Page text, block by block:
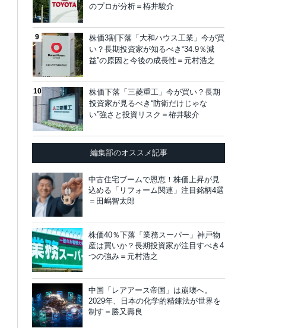
のプロが分析＝栫井駿介
株価3割下落「大和ハウス工業」今が買
い？長期投資家が知るべき“34.9％減
益”の原因と今後の成長性＝元村浩之
株価下落「三菱重工」今が買い？長期
投資家が見るべき“防衛だけじゃな
い”強さと投資リスク＝栫井駿介
編集部のオススメ記事
中古住宅ブームで恩恵！株価上昇が見
込める「リフォーム関連」注目銘柄4選
＝田嶋智太郎
株価40％下落「業務スーパー」神戸物
産は買いか？長期投資家が注目すべき4
つの強み＝元村浩之
中国「レアアース帝国」は崩壊へ。
2029年、日本の化学的精錬法が世界を
制す＝勝又壽良